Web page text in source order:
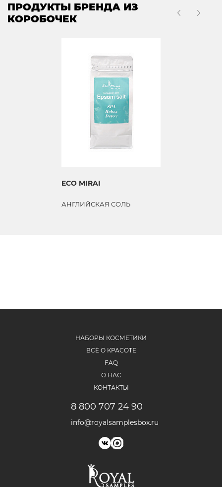
ПРОДУКТЫ БРЕНДА ИЗ
КОРОБОЧЕК
ECO MIRAI
АНГЛИЙСКАЯ СОЛЬ
НАБОРЫ КОСМЕТИКИ
ВСЁ О КРАСОТЕ
FAQ
О НАС
КОНТАКТЫ
8 800 707 24 90
info@royalsamplesbox.ru